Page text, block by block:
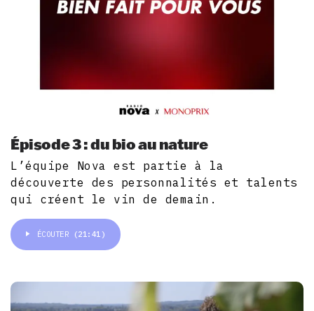
Épisode 3 : du bio au nature
L’équipe Nova est partie à la
découverte des personnalités et talents
qui créent le vin de demain.
ÉCOUTER (21:41)